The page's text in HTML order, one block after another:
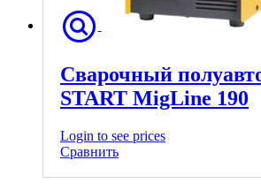
Сварочный
START MigLine 190
Login to see prices
Сравнить